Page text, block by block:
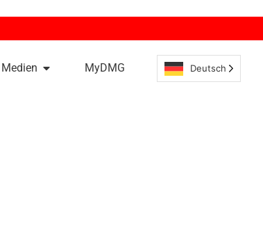
Medien MyDMG Deutsch